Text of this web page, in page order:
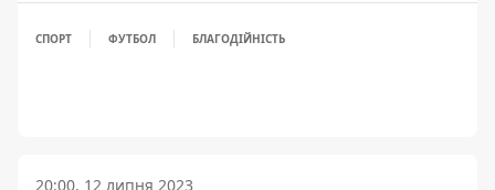
СПОРТ ФУТБОЛ БЛАГОДІЙНІСТЬ
20:00, 12 липня 2023